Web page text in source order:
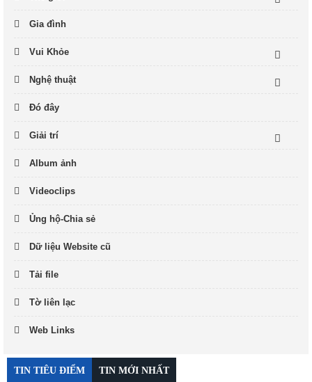
Gia đình
Vui Khỏe
Nghệ thuật
Đó đây
Giải trí
Album ảnh
Videoclips
Ủng hộ-Chia sẻ
Dữ liệu Website cũ
Tải file
Tờ liên lạc
Web Links
TIN TIÊU ĐIỂM TIN MỚI NHẤT